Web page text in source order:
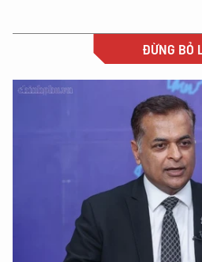
ĐỪNG BỎ